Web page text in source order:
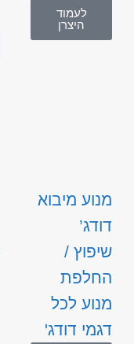
לעמוד
היצרן
מנוע מיבוא
דודג’
שיפוץ /
החלפת
מנוע לכל
דגמי דודג'